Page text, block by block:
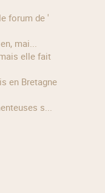
mai...
s...